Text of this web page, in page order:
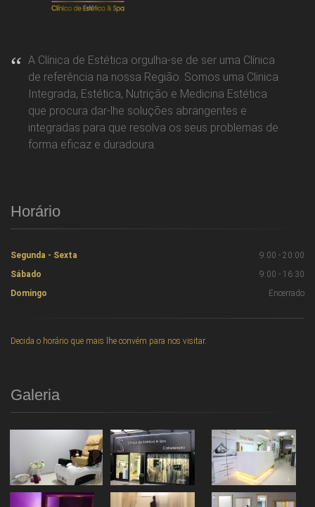
A Clínica de Estética orgulha-se de ser uma Clínica
de referência na nossa Região. Somos uma Clinica
Integrada, Estética, Nutrição e Medicina Estética
que procura dar-lhe soluções abrangentes e
integradas para que resolva os seus problemas de
forma eficaz e duradoura.
Horário
Segunda - Sexta
9:00 - 20:00
Sábado
9:00 - 16:30
Domingo
Encerrado
Decida o horário que mais lhe convém para nos visitar.
Galeria